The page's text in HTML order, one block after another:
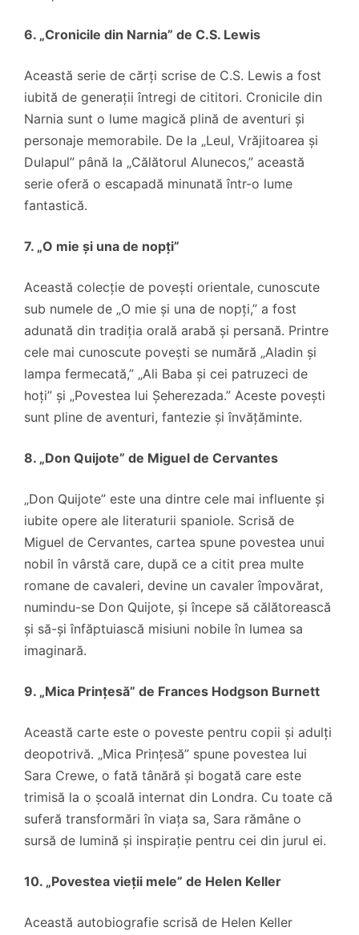
6. „Cronicile din Narnia” de C.S. Lewis
Această serie de cărți scrise de C.S. Lewis a fost
iubită de generații întregi de cititori. Cronicile din
Narnia sunt o lume magică plină de aventuri și
personaje memorabile. De la „Leul, Vrăjitoarea și
Dulapul” până la „Călătorul Alunecos,” această
serie oferă o escapadă minunată într-o lume
fantastică.
7. „O mie și una de nopți”
Această colecție de povești orientale, cunoscute
sub numele de „O mie și una de nopți,” a fost
adunată din tradiția orală arabă și persană. Printre
cele mai cunoscute povești se numără „Aladin și
lampa fermecată,” „Ali Baba și cei patruzeci de
hoți” și „Povestea lui Șeherezada.” Aceste povești
sunt pline de aventuri, fantezie și învățăminte.
8. „Don Quijote” de Miguel de Cervantes
„Don Quijote” este una dintre cele mai influente și
iubite opere ale literaturii spaniole. Scrisă de
Miguel de Cervantes, cartea spune povestea unui
nobil în vârstă care, după ce a citit prea multe
romane de cavaleri, devine un cavaler împovărat,
numindu-se Don Quijote, și începe să călătorească
și să-și înfăptuiască misiuni nobile în lumea sa
imaginară.
9. „Mica Prințesă” de Frances Hodgson Burnett
Această carte este o poveste pentru copii și adulți
deopotrivă. „Mica Prințesă” spune povestea lui
Sara Crewe, o fată tânără și bogată care este
trimisă la o școală internat din Londra. Cu toate că
suferă transformări în viața sa, Sara rămâne o
sursă de lumină și inspirație pentru cei din jurul ei.
10. „Povestea vieții mele” de Helen Keller
Această autobiografie scrisă de Helen Keller